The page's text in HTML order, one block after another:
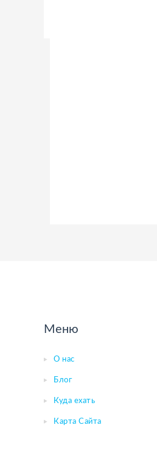
Меню
О нас
Блог
Куда ехать
Карта Сайта